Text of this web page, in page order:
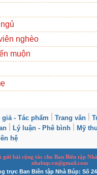
nghèo
muộn
giả - Tác phẩm Trang văn
Lý luận - Phê bình
Mỹ
hệ
gửi bài cộng táccho Ban Biên tập
nhabup.vn@gmail.com
trực Ban Biên tập Nhà Búp: Số